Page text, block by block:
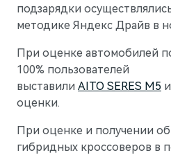
M7Представительский
подзарядки
методике Яндекс Драйв в
При оценке автомобилей
100% пользователей
выставили AITO SERES M5 и
оценки.
При оценке и получении
гибридных кроссоверов в